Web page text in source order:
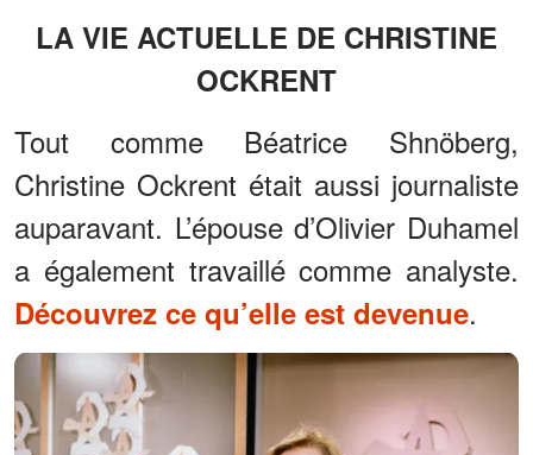
LA VIE ACTUELLE DE CHRISTINE
OCKRENT
Tout comme Béatrice Shnöberg,
Christine Ockrent était aussi journaliste
auparavant. L’épouse d’Olivier Duhamel
a également travaillé comme analyste.
Découvrez ce qu’elle est devenue.